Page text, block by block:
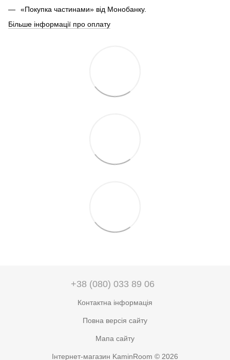
«Покупка частинами» від Монобанку.
Більше інформації про оплату
+38 (080) 033 89 06
Контактна інформація
Повна версія сайту
Мапа сайту
Інтернет-магазин KaminRoom © 2026